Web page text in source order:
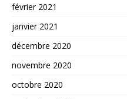
février 2021
janvier 2021
décembre 2020
novembre 2020
octobre 2020